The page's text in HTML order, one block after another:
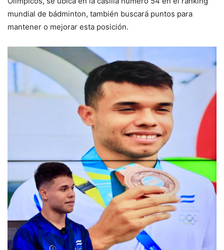
mundial de bádminton, también buscará puntos para
mantener o mejorar esta posición.